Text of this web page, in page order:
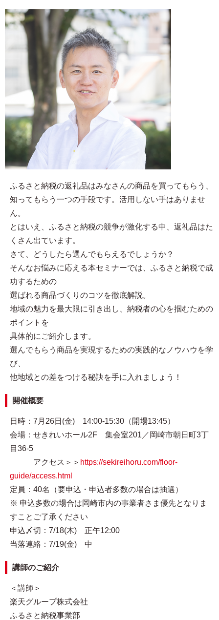
ふるさと納税の返礼品はみなさんの商品を買ってもらう、
知ってもらう一つの手段です。活用しない手はありませ
ん。
とはいえ、ふるさと納税の競争が激化する中、返礼品はた
くさん出ています。
さて、どうしたら選んでもらえるでしょうか？
そんなお悩みに応える本セミナーでは、ふるさと納税で成
功するための
選ばれる商品づくりのコツを徹底解説。
地域の魅力を最大限に引き出し、納税者の心を掴むための
ポイントを
具体的にご紹介します。
選んでもらう商品を実現するための実践的なノウハウを学
び、
他地域との差をつける秘訣を手に入れましょう！
開催概要
日時：7月26日(金) 14:00-15:30（開場13:45）
会場：せきれいホール2F 集会室201／岡崎市朝日町3丁
目36-5
アクセス＞＞ https://sekireihoru.com/floor-
guide/access.html
定員：40名（要申込・申込者多数の場合は抽選）
※ 申込多数の場合は岡崎市内の事業者さま優先となりま
すことご了承ください
申込〆切：7/18(木) 正午12:00
当落連絡：7/19(金) 中
講師のご紹介
＜講師＞
楽天グループ株式会社
ふるさと納税事業部